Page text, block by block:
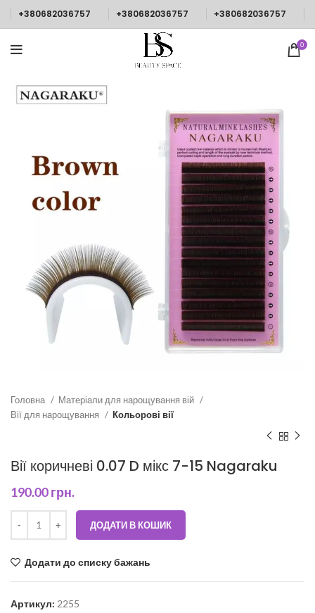
+380682036757 +380682036757 +380682036757
0
Головна
Матеріали для нарощування вій
Вії для нарощування
Кольорові вії
Вії коричневі 0.07 D мікс 7-15 Nagaraku
190.00грн.
ДОДАТИ В КОШИК
Додати до списку бажань
Артикул: 2255